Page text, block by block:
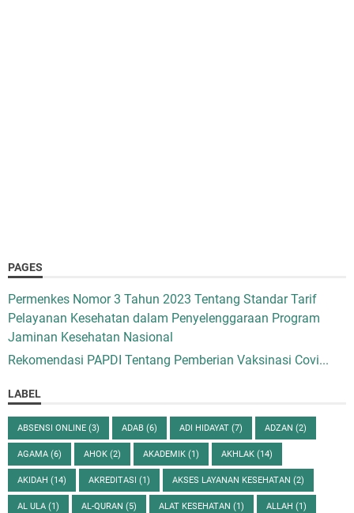
PAGES
Permenkes Nomor 3 Tahun 2023 Tentang Standar Tarif
Pelayanan Kesehatan dalam Penyelenggaraan Program
Jaminan Kesehatan Nasional
Rekomendasi PAPDI Tentang Pemberian Vaksinasi Covi...
LABEL
ABSENSI ONLINE (3) ADAB (6) ADI HIDAYAT (7) ADZAN (2)
AGAMA (6) AHOK (2) AKADEMIK (1) AKHLAK (14)
AKIDAH (14) AKREDITASI (1) AKSES LAYANAN KESEHATAN (2)
AL ULA (1) AL-QURAN (5) ALAT KESEHATAN (1) ALLAH (1)